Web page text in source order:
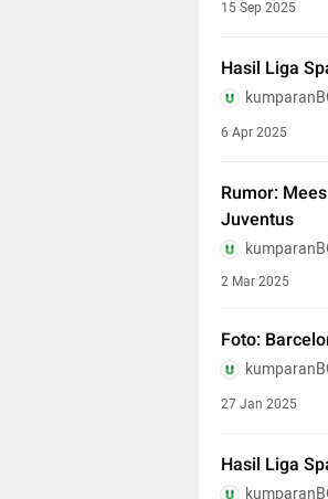
15 Sep 2025
Hasil Liga
6 Apr 2025
Rumor:
Juventus
2 Mar 2025
Foto:
27 Jan 2025
Hasil Liga